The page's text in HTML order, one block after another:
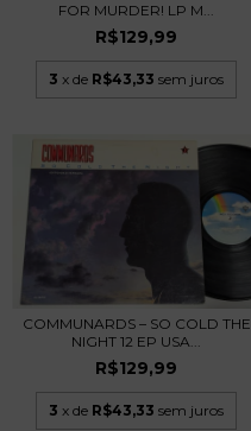
FOR MURDER! LP M...
R$129,99
3 x de R$43,33 sem juros
COMMUNARDS – SO COLD THE
NIGHT 12 EP USA...
R$129,99
3 x de R$43,33 sem juros